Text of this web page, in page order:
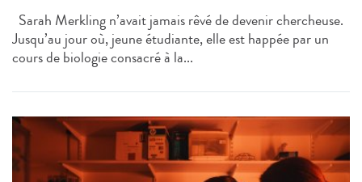
Sarah Merkling n’avait jamais rêvé de devenir chercheuse.
Jusqu’au jour où, jeune étudiante, elle est happée par un
cours de biologie consacré à la...